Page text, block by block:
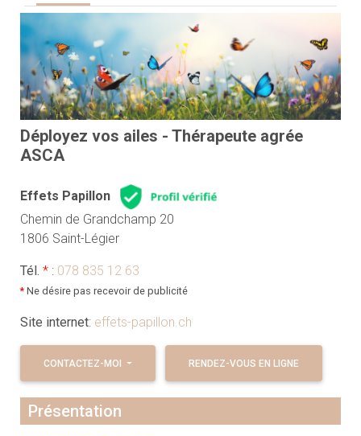
Déployez vos ailes - Thérapeute agrée
ASCA
Effets Papillon
Chemin de Grandchamp 20
1806 Saint-Légier
Tél. *: 078 835 12 63
*Ne désire pas recevoir de publicité
Site internet: effets-papillon.ch
CONTACTEZ-MOI RENDEZ-VOUS EN LIGNE
Présentation